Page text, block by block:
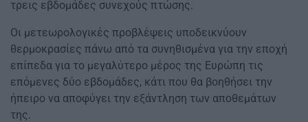
τρεις εβδομάδες συνεχούς πτώσης.
Οι μετεωρολογικές προβλέψεις υποδεικνύουν
θερμοκρασίες πάνω από τα συνηθισμένα για την εποχή
επίπεδα για το μεγαλύτερο μέρος της Ευρώπη τις
επόμενες δύο εβδομάδες, κάτι που θα βοηθήσει την
ήπειρο να αποφύγει την εξάντληση των αποθεμάτων
της.